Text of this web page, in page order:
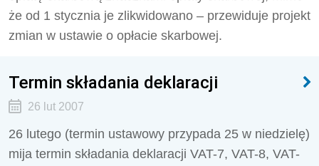
że od 1 stycznia je zlikwidowano – przewiduje projekt
zmian w ustawie o opłacie skarbowej.
Termin składania deklaracji
26 lut 2007
26 lutego (termin ustawowy przypada 25 w niedzielę)
mija termin składania deklaracji VAT-7, VAT-8, VAT-